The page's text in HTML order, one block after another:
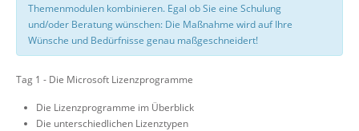
Themenmodulen kombinieren. Egal ob Sie eine Schulung
und/oder Beratung wünschen: Die Maßnahme wird auf Ihre
Wünsche und Bedürfnisse genau maßgeschneidert!
Tag 1 - Die Microsoft Lizenzprogramme
Die Lizenzprogramme im Überblick
Die unterschiedlichen Lizenztypen